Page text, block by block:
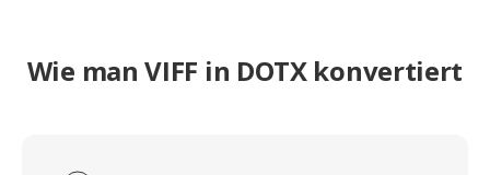
Wie man VIFF in DOTX konvertiert